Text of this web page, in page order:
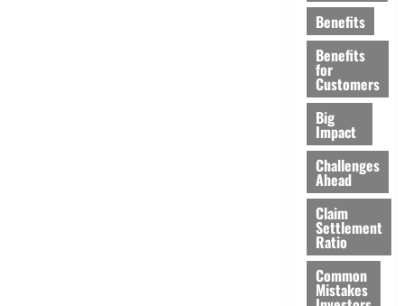
Benefits
Benefits
for
Customers
Big
Impact
Challenges
Ahead
Claim
Settlement
Ratio
Common
Mistakes